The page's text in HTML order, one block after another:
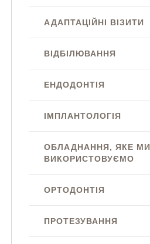
АДАПТАЦІЙНІ ВІЗИТИ
ВІДБІЛЮВАННЯ
ЕНДОДОНТІЯ
ІМПЛАНТОЛОГІЯ
ОБЛАДНАННЯ, ЯКЕ МИ
ВИКОРИСТОВУЄМО
ОРТОДОНТІЯ
ПРОТЕЗУВАННЯ